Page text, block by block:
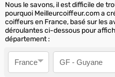
Nous le savons, il est difficile de
pourquoi Meilleurcoiffeur.com a
coiffeurs en France, basé sur les
déroulantes ci-dessous pour
département :
Pays
Département